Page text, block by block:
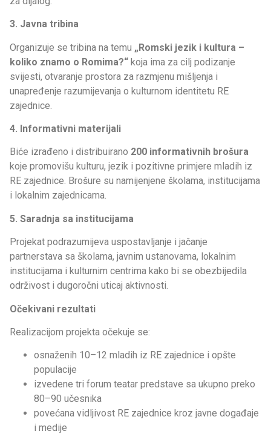
3. Javna tribina
Organizuje se tribina na temu „Romski jezik i kultura –
koliko znamo o Romima?“ koja ima za cilj podizanje
svijesti, otvaranje prostora za razmjenu mišljenja i
unapređenje razumijevanja o kulturnom identitetu RE
zajednice.
4. Informativni materijali
Biće izrađeno i distribuirano 200 informativnih brošura
koje promovišu kulturu, jezik i pozitivne primjere mladih iz
RE zajednice. Brošure su namijenjene školama, institucijama
i lokalnim zajednicama.
5. Saradnja sa institucijama
Projekat podrazumijeva uspostavljanje i jačanje
partnerstava sa školama, javnim ustanovama, lokalnim
institucijama i kulturnim centrima kako bi se obezbijedila
održivost i dugoročni uticaj aktivnosti.
Očekivani rezultati
Realizacijom projekta očekuje se:
osnaženih 10–12 mladih iz RE zajednice i opšte
populacije
izvedene tri forum teatar predstave sa ukupno preko
80–90 učesnika
povećana vidljivost RE zajednice kroz javne događaje
i medije